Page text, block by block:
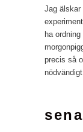
Jag älskar
ha
precis så